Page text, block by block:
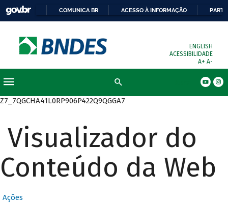
COMUNICA BR ACESSO À INFORMAÇÃO
ENGLISH
ACESSIBILIDADE
A+ A-
Z7_7QGCHA41L0RP906P422Q9QGGA7
Visualizador do
Conteúdo da Web
Ações